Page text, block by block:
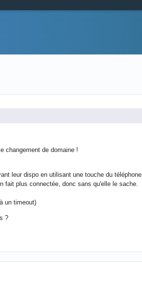
changement de domaine !
leur dispo en utilisant une touche du téléphone.
fait plus connectée, donc sans qu'elle le sache.
un timeout)
?